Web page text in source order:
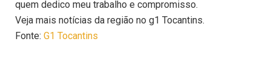
quem dedico meu trabalho e compromisso.
Veja mais notícias da região no g1 Tocantins.
Fonte: G1 Tocantins